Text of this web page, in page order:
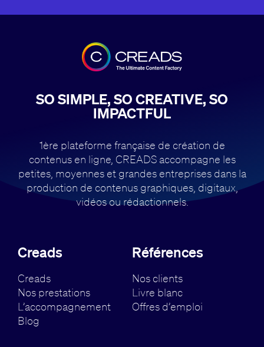
SO SIMPLE, SO CREATIVE, SO
IMPACTFUL
1ère plateforme française de création de
contenus en ligne, CREADS accompagne les
petites, moyennes et grandes entreprises dans la
production de contenus graphiques, digitaux,
vidéos ou rédactionnels.
Creads
Creads
Nos prestations
L’accompagnement
Blog
Références
Nos clients
Livre blanc
Offres d’emploi